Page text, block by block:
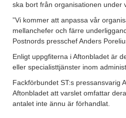
ska bort från organisationen under
”Vi kommer att anpassa vår
mellanchefer och färre
Postnords presschef Anders
Enligt uppgfiterna i Aftonbladet är
eller specialisttjänster inom
Fackförbundet ST:s pressansvarig
Aftonbladet att varslet omfattar
antalet inte ännu är förhandlat.